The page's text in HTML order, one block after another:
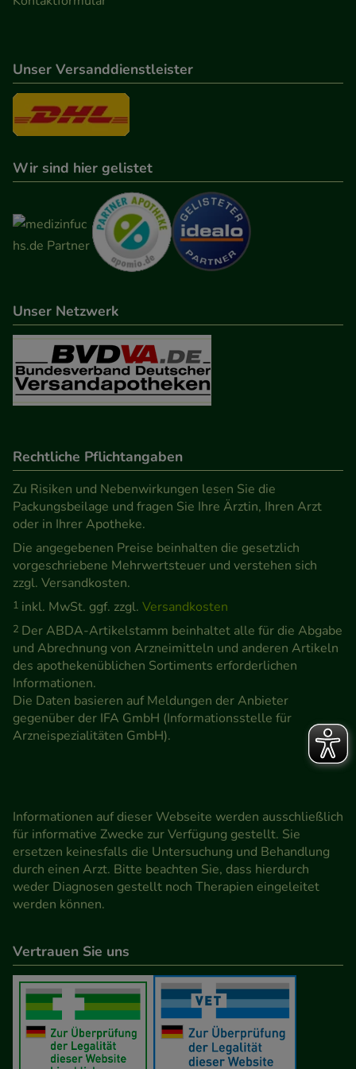
anzuzeigen und unser Partnerprogramm zu
Informationen über die Art und Weise der Nutzung
unserer Website sammeln, mit deren Hilfe wir
unsere Website weiter für Sie optimieren können,
den Inhalt auf unserer Website aber auch die
Werbung auf Drittseiten möglichst relevant für Sie
zu gestalten. Bitte beachten Sie, dass Daten hierfür
Medien übertragen werden.
Unser Versanddienstleister
Wir sind hier gelistet
Unser Netzwerk
Rechtliche Pflichtangaben
Zu Risiken und Nebenwirkungen lesen Sie die
Packungsbeilage und fragen Sie Ihre Ärztin, Ihren Arzt
oder in Ihrer Apotheke.
Die angegebenen Preise beinhalten die gesetzlich
vorgeschriebene Mehrwertsteuer und verstehen sich
zzgl. Versandkosten.
1 inkl. MwSt. ggf. zzgl. Versandkosten
2 Der ABDA-Artikelstamm beinhaltet alle für die Abgabe
und Abrechnung von Arzneimitteln und anderen Artikeln
des apothekenüblichen Sortiments erforderlichen
Informationen.
Die Daten basieren auf Meldungen der Anbieter
gegenüber der IFA GmbH (Informationsstelle für
Arzneispezialitäten GmbH).
Informationen auf dieser Webseite werden ausschließlich
für informative Zwecke zur Verfügung gestellt. Sie
ersetzen keinesfalls die Untersuchung und Behandlung
durch einen Arzt. Bitte beachten Sie, dass hierdurch
weder Diagnosen gestellt noch Therapien eingeleitet
werden können.
Vertrauen Sie uns